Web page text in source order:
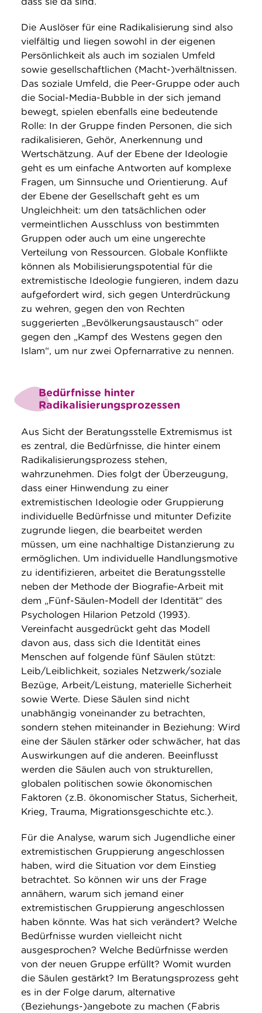
Die Auslöser für eine Radikalisierung sind also
vielfältig und liegen sowohl in der eigenen
Persönlichkeit als auch im sozialen Umfeld
sowie gesellschaftlichen (Macht-)verhältnissen.
Das soziale Umfeld, die Peer-Gruppe oder auch
die Social-Media-Bubble in der sich jemand
bewegt, spielen ebenfalls eine bedeutende
Rolle: In der Gruppe finden Personen, die sich
radikalisieren, Gehör, Anerkennung und
Wertschätzung. Auf der Ebene der Ideologie
geht es um einfache Antworten auf komplexe
Fragen, um Sinnsuche und Orientierung. Auf
der Ebene der Gesellschaft geht es um
Ungleichheit: um den tatsächlichen oder
vermeintlichen Ausschluss von bestimmten
Gruppen oder auch um eine ungerechte
Verteilung von Ressourcen. Globale Konflikte
können als Mobilisierungspotential für die
extremistische Ideologie fungieren, indem dazu
aufgefordert wird, sich gegen Unterdrückung
zu wehren, gegen den von Rechten
suggerierten „Bevölkerungsaustausch“ oder
gegen den „Kampf des Westens gegen den
Islam“, um nur zwei Opfernarrative zu nennen.
Bedürfnisse hinter
Radikalisierungsprozessen
Aus Sicht der Beratungsstelle Extremismus ist
es zentral, die Bedürfnisse, die hinter einem
Radikalisierungsprozess stehen,
wahrzunehmen. Dies folgt der Überzeugung,
dass einer Hinwendung zu einer
extremistischen Ideologie oder Gruppierung
individuelle Bedürfnisse und mitunter Defizite
zugrunde liegen, die bearbeitet werden
müssen, um eine nachhaltige Distanzierung zu
ermöglichen. Um individuelle Handlungsmotive
zu identifizieren, arbeitet die Beratungsstelle
neben der Methode der Biografie-Arbeit mit
dem „Fünf-Säulen-Modell der Identität“ des
Psychologen Hilarion Petzold (1993).
Vereinfacht ausgedrückt geht das Modell
davon aus, dass sich die Identität eines
Menschen auf folgende fünf Säulen stützt:
Leib/Leiblichkeit, soziales Netzwerk/soziale
Bezüge, Arbeit/Leistung, materielle Sicherheit
sowie Werte. Diese Säulen sind nicht
unabhängig voneinander zu betrachten,
sondern stehen miteinander in Beziehung: Wird
eine der Säulen stärker oder schwächer, hat das
Auswirkungen auf die anderen. Beeinflusst
werden die Säulen auch von strukturellen,
globalen politischen sowie ökonomischen
Faktoren (z.B. ökonomischer Status, Sicherheit,
Krieg, Trauma, Migrationsgeschichte etc.).
Für die Analyse, warum sich Jugendliche einer
extremistischen Gruppierung angeschlossen
haben, wird die Situation vor dem Einstieg
betrachtet. So können wir uns der Frage
annähern, warum sich jemand einer
extremistischen Gruppierung angeschlossen
haben könnte. Was hat sich verändert? Welche
Bedürfnisse wurden vielleicht nicht
ausgesprochen? Welche Bedürfnisse werden
von der neuen Gruppe erfüllt? Womit wurden
die Säulen gestärkt? Im Beratungsprozess geht
es in der Folge darum, alternative
(Beziehungs-)angebote zu machen (Fabris